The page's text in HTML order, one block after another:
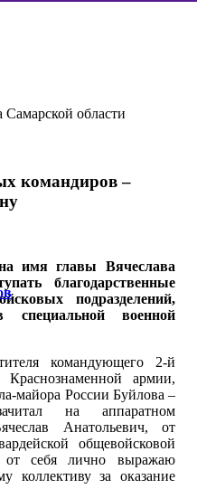
Самарской области
командиров –
имя главы Вячеслава
благодарственные
подразделений,
военной
командующего 2-й
Краснознаменной армии,
майора России Буйлова –
на аппаратном
Анатольевич, от
общевойсковой
от себя лично выражаю
коллективу за оказание